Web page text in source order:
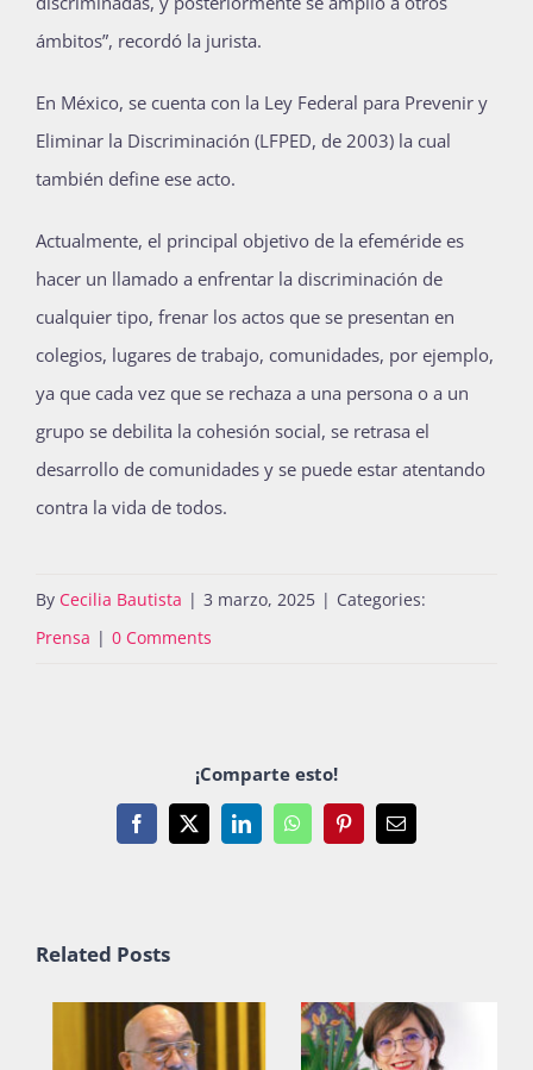
ámbitos”, recordó la jurista.
En México, se cuenta con la Ley Federal para Prevenir y
Eliminar la Discriminación (LFPED, de 2003) la cual
también define ese acto.
Actualmente, el principal objetivo de la efeméride es
hacer un llamado a enfrentar la discriminación de
cualquier tipo, frenar los actos que se presentan en
colegios, lugares de trabajo, comunidades, por ejemplo,
ya que cada vez que se rechaza a una persona o a un
grupo se debilita la cohesión social, se retrasa el
desarrollo de comunidades y se puede estar atentando
contra la vida de todos.
By Cecilia Bautista | 3 marzo, 2025 | Categories:
Prensa | 0 Comments
¡Comparte esto!
Facebook
X LinkedInWhatsAppPinterestEmail
Related Posts